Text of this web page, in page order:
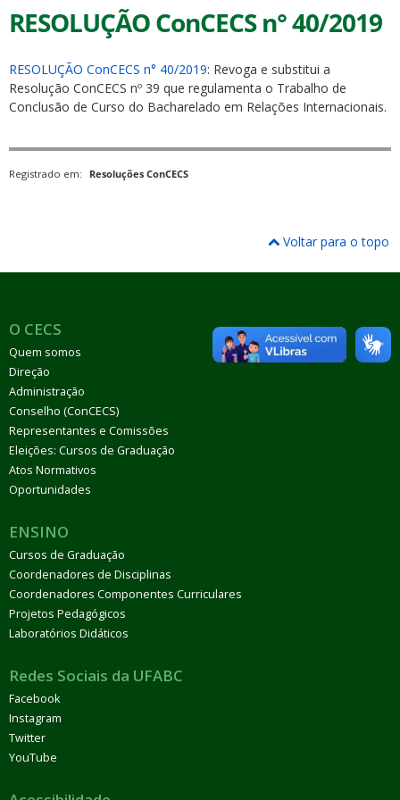
RESOLUÇÃO ConCECS n° 40/2019
RESOLUÇÃO ConCECS n° 40/2019: Revoga e substitui a
Resolução ConCECS nº 39 que regulamenta o Trabalho de
Conclusão de Curso do Bacharelado em Relações Internacionais.
Registrado em: Resoluções ConCECS
Voltar para o topo
O CECS
Quem somos
Direção
Administração
Conselho (ConCECS)
Representantes e Comissões
Eleições: Cursos de Graduação
Atos Normativos
Oportunidades
ENSINO
Cursos de Graduação
Coordenadores de Disciplinas
Coordenadores Componentes Curriculares
Projetos Pedagógicos
Laboratórios Didáticos
Redes Sociais da UFABC
Facebook
Instagram
Twitter
YouTube